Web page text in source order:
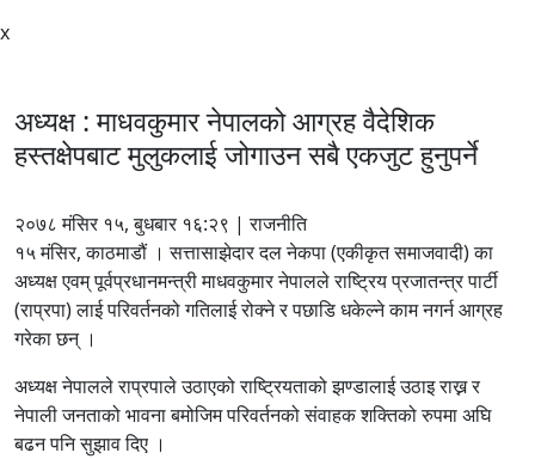
x
अध्यक्ष : माधवकुमार नेपालको आग्रह वैदेशिक
हस्तक्षेपबाट मुलुकलाई जोगाउन सबै एकजुट हुनुपर्ने
२०७८ मंसिर १५, बुधबार १६:२९ | राजनीति
१५ मंसिर, काठमाडौं । सत्तासाझेदार दल नेकपा (एकीकृत समाजवादी) का
अध्यक्ष एवम् पूर्वप्रधानमन्त्री माधवकुमार नेपालले राष्ट्रिय प्रजातन्त्र पार्टी
(राप्रपा) लाई परिवर्तनको गतिलाई रोक्ने र पछाडि धकेल्ने काम नगर्न आग्रह
गरेका छन् ।
अध्यक्ष नेपालले राप्रपाले उठाएको राष्ट्रियताको झण्डालाई उठाइ राख्न र
नेपाली जनताको भावना बमोजिम परिवर्तनको संवाहक शक्तिको रुपमा अघि
बढन पनि सुझाव दिए ।